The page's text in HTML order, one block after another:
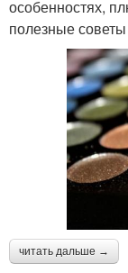
особенностях,
полезные
читать дальше →